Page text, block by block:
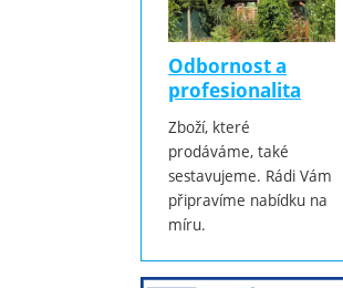
Odbornost a
profesionalita
Zboží, které
prodáváme, také
sestavujeme. Rádi Vám
připravíme nabídku na
míru.